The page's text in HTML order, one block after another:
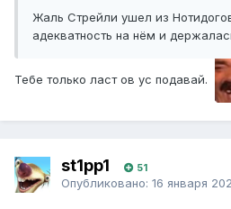
Жаль Стрейли ушел из
адекватность на нём и
Тебе только ласт ов ус подавай.
st1pp1 51
Опубликовано: 16 января